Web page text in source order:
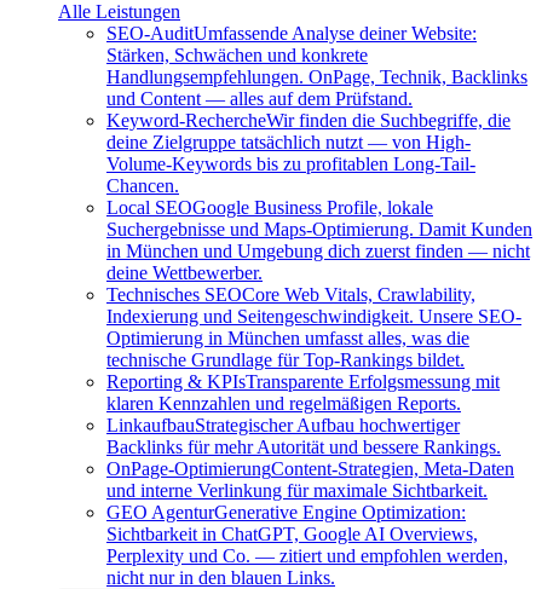
Alle Leistungen
SEO-AuditUmfassende Analyse deiner Website:
Stärken, Schwächen und konkrete
Handlungsempfehlungen. OnPage, Technik, Backlinks
und Content — alles auf dem Prüfstand.
Keyword-RechercheWir finden die Suchbegriffe, die
deine Zielgruppe tatsächlich nutzt — von High-
Volume-Keywords bis zu profitablen Long-Tail-
Chancen.
Local SEOGoogle Business Profile, lokale
Suchergebnisse und Maps-Optimierung. Damit Kunden
in München und Umgebung dich zuerst finden — nicht
deine Wettbewerber.
Technisches SEOCore Web Vitals, Crawlability,
Indexierung und Seitengeschwindigkeit. Unsere SEO-
Optimierung in München umfasst alles, was die
technische Grundlage für Top-Rankings bildet.
Reporting & KPIsTransparente Erfolgsmessung mit
klaren Kennzahlen und regelmäßigen Reports.
LinkaufbauStrategischer Aufbau hochwertiger
Backlinks für mehr Autorität und bessere Rankings.
OnPage-OptimierungContent-Strategien, Meta-Daten
und interne Verlinkung für maximale Sichtbarkeit.
GEO AgenturGenerative Engine Optimization:
Sichtbarkeit in ChatGPT, Google AI Overviews,
Perplexity und Co. — zitiert und empfohlen werden,
nicht nur in den blauen Links.